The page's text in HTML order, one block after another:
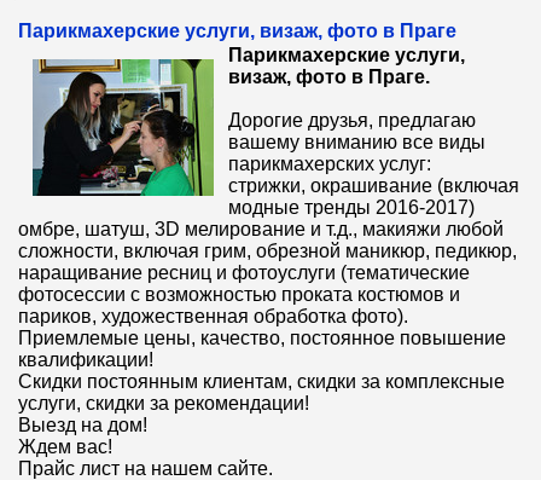
Парикмахерские услуги, визаж, фото в Праге
Парикмахерские услуги,
визаж, фото в Праге.
Дорогие друзья, предлагаю
вашему вниманию все виды
парикмахерских услуг:
стрижки, окрашивание (включая
модные тренды 2016-2017)
омбре, шатуш, 3D мелирование и т.д., макияжи любой
сложности, включая грим, обрезной маникюр, педикюр,
наращивание ресниц и фотоуслуги (тематические
фотосессии с возможностью проката костюмов и
париков, художественная обработка фото).
Приемлемые цены, качество, постоянное повышение
квалификации!
Скидки постоянным клиентам, скидки за комплексные
услуги, скидки за рекомендации!
Выезд на дом!
Ждем вас!
Прайс лист на нашем сайте.